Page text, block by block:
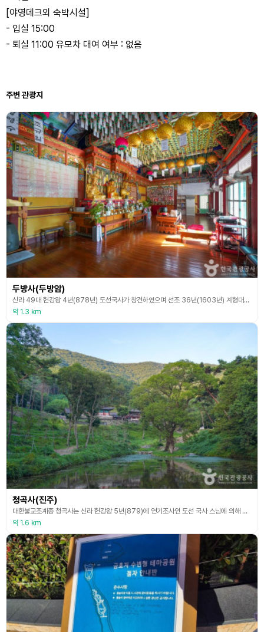
[야영데크외 숙박시설]
- 입실 15:00
- 퇴실 11:00 유모차 대여 여부 : 없음
주변 관광지
두방사(두방암)
신라 49대 헌강왕 4년(878년) 도선국사가 창건하였으며 선조 36년(1603년) 계형대사가 중건하고 불법을 계승하여 오다가 1946년 청담대사가 수도장의 조건을 구비하고 시설을 개수, 1962년 청곡사 암자에서 해인사 말사로 등록하였다. 1963년 청웅스님이 대웅전을, 1970년 법령스님이 요사체 보수, 1973년 성범 스님이 진입로 1.5㎞를 포장하여 오늘에 이르고 있다. 절 주위에는 울창한 숲과 차 나무가 자생하고 있으며 절부터 아랫마을까지 산림
약 1.3 km
청곡사(진주)
대한불교조계종 청곡사는 신라 헌강왕 5년(879)에 연기조사인 도선 국사 스님에 의해 월아산 청곡사를 창건했다. 문헌에 의하면 도선국사가 남강 변에서 학이 이곳으로 날아와 앉으니 성스러운 기운이 충만한 산과 계곡이 있어 이곳을 살펴본 즉 천하에 명당이라 이곳에 절터를 잡았다고 한다. 창건 이후 고려 우왕 6년(1380)에 실상대사가 중수하였으며, 조선 태조 6년(1397)에는 신덕왕후의 원찰이자 비보사찰로 상총스님에 의해 중창되었으나 임진왜란 때 불에
약 1.6 km